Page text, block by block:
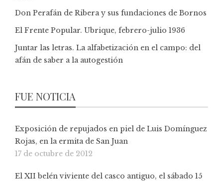
Don Perafán de Ribera y sus fundaciones de Bornos
El Frente Popular. Ubrique, febrero-julio 1936
Juntar las letras. La alfabetización en el campo: del
afán de saber a la autogestión
FUE NOTICIA
Exposición de repujados en piel de Luis Domínguez
Rojas, en la ermita de San Juan
17 de octubre de 2012
El XII belén viviente del casco antiguo, el sábado 15